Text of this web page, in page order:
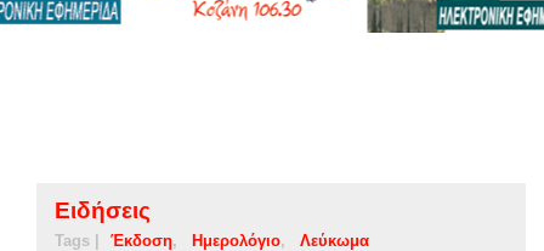
Ειδήσεις
Tags | Έκδοση Ημερολόγιο Λεύκωμα